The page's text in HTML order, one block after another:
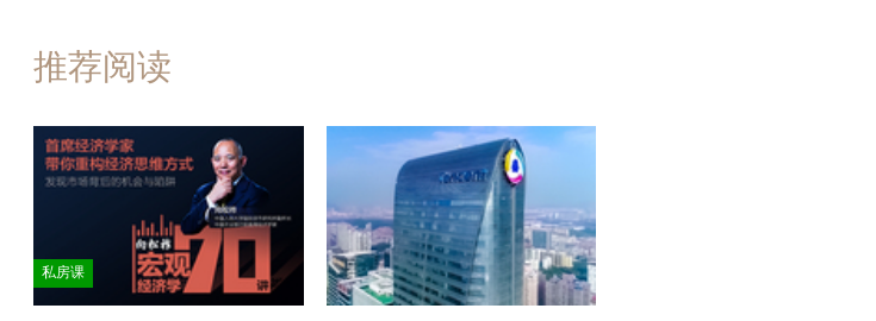
推荐阅读
私房课